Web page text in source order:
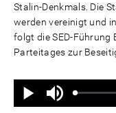
Stalin-Denkmals. Die
werden vereinigt und
folgt die SED-Führung
Parteitages zur
Wiedergabe
Ton
aus
Geladen:
Status: